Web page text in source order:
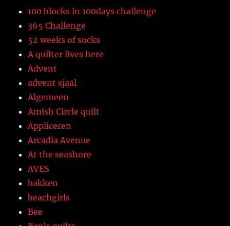
100 blocks in 100days challenge
365 Challenge
52 weeks of socks
A quilter lives here
Advent
advent sjaal
Algemeen
Amish Circle quilt
Appliceren
Arcadia Avenue
At the seashore
AVES
bakken
beachgirls
Bee